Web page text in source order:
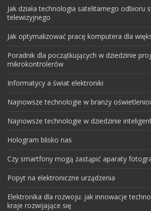
Jak działa technologia satelitarnego odbioru
telewizyjnego
Jak optymalizować pracę komputera dla
Poradnik dla początkujących w dziedzinie
mikrokontrolerów
Informatycy a świat elektroniki
Najnowsze technologie w branży
Najnowsze technologie w dziedzinie
Hologram blisko nas
Czy smartfony mogą zastąpić aparaty
Popyt na elektroniczne urządzenia
Elektronika dla rozwoju: jak innowacje
kraje rozwijające się